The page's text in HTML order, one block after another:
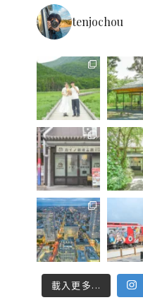
tenjochou
載入更多...